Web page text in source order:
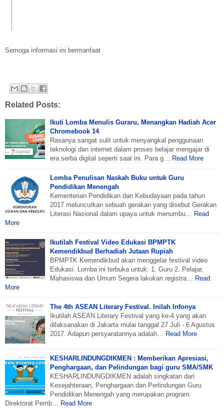
Semoga informasi ini bermanfaat
Related Posts:
Ikuti Lomba Menulis Guraru, Menangkan Hadiah Acer
Chromebook 14
Rasanya sangat sulit untuk menyangkal penggunaan
teknologi dan internet dalam proses belajar mengajar di
era serba digital seperti saat ini. Para g… Read More
Lomba Penulisan Naskah Buku untuk Guru
Pendidikan Menengah
Kementerian Pendidikan dan Kebudayaan pada tahun
2017 meluncurkan sebuah gerakan yang disebut Gerakan
Literasi Nasional dalam upaya untuk menumbu… Read
More
Ikutilah Festival Video Edukasi BPMPTK
Kemendikbud Berhadiah Jutaan Rupiah
BPMPTK Kemendikbud akan menggelar festival video
Edukasi. Lomba ini terbuka untuk: 1. Guru 2. Pelajar,
Mahasiswa dan Umum Segera lakukan registra… Read
More
The 4th ASEAN Literary Festival. Inilah Infonya
Ikutilah ASEAN Literary Festival yang ke-4 yang akan
dilaksanakan di Jakarta mulai tanggal 27 Juli - 6 Agustus
2017. Adapun persyaratannya adalah… Read More
KESHARLINDUNGDIKMEN : Memberikan Apresiasi,
Penghargaan, dan Pelindungan bagi guru SMA/SMK
KESHARLINDUNGDIKMEN adalah singkatan dari
Kesejahteraan, Penghargaan dan Perlindungan Guru
Pendidikan Menengah yang merupakan program
Direktorat Pemb… Read More